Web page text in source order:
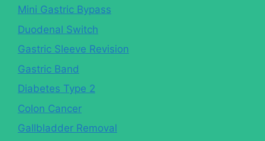
Mini Gastric Bypass
Duodenal Switch
Gastric Sleeve Revision
Gastric Band
Diabetes Type 2
Colon Cancer
Gallbladder Removal